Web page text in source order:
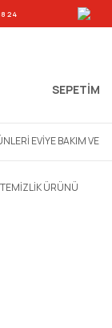
24
SEPETIM
EVİYE BAKIM VE